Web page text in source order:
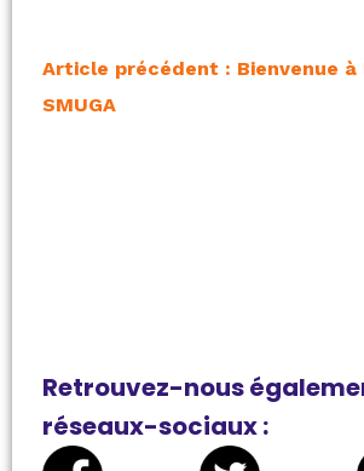
Article précédent : Bienvenue à
SMUGA
Retrouvez-nous
réseaux-sociaux :